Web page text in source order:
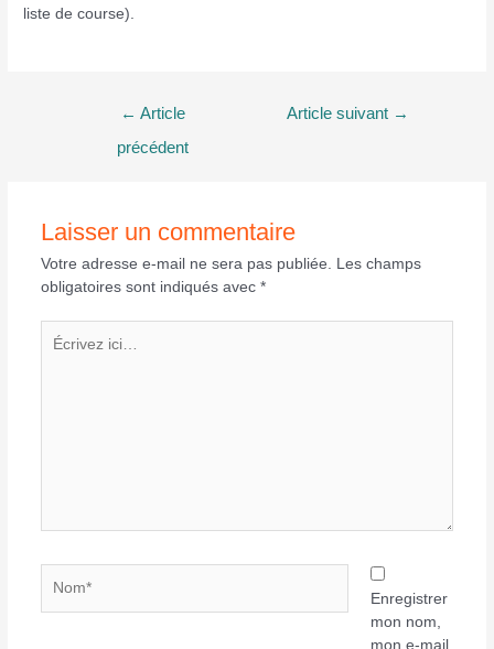
liste de course).
← Article
précédent
Article suivant →
Laisser un commentaire
Votre adresse e-mail ne sera pas publiée.
Les champs
obligatoires sont indiqués avec *
Écrivez
ici…
Enregistrer
mon nom,
mon e-mail